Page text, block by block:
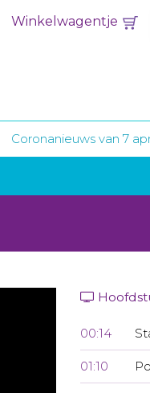
Winkelwagentje
Coronanieuws van 7
00:14
01:10